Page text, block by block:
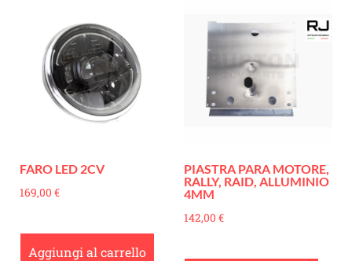
FARO LED 2CV
169,00 €
Aggiungi al carrello
PIASTRA PARA MOTORE,
RALLY, RAID, ALLUMINIO
4MM
142,00 €